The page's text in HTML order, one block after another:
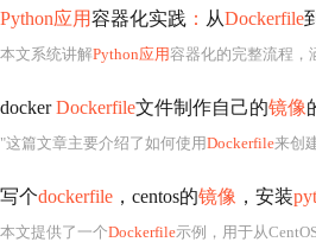
Python应用容器化实践 ： 从Dockerfile
本文系统讲解Python应用容器化的完整流程，
dockerDockerfile文件制作自己的镜像
"这篇文章主要介绍了如何使用Dockerfile来创
写个dockerfile ，centos的镜像 ，安装
本文提供了一个Dockerfile示例，用于从